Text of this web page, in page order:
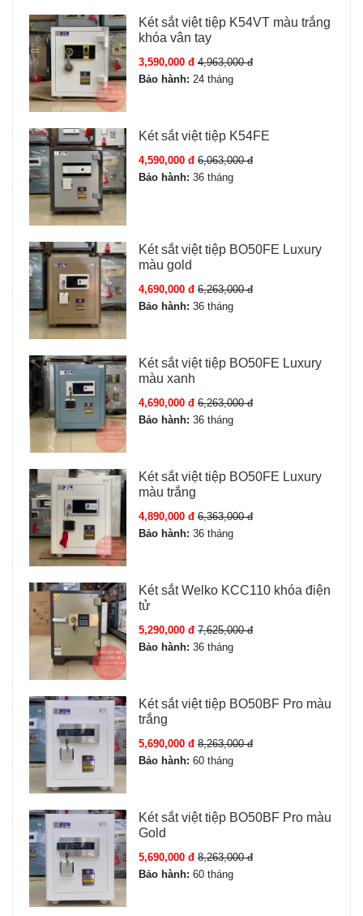
Két sắt việt tiệp K54VT màu trắng
khóa vân tay
3,590,000 đ 4,963,000 đ
Bảo hành: 24 tháng
Két sắt việt tiệp K54FE
4,590,000 đ 6,063,000 đ
Bảo hành: 36 tháng
Két sắt việt tiệp BO50FE Luxury
màu gold
4,690,000 đ 6,263,000 đ
Bảo hành: 36 tháng
Két sắt việt tiệp BO50FE Luxury
màu xanh
4,690,000 đ 6,263,000 đ
Bảo hành: 36 tháng
Két sắt việt tiệp BO50FE Luxury
màu trắng
4,890,000 đ 6,363,000 đ
Bảo hành: 36 tháng
Két sắt Welko KCC110 khóa điện
tử
5,290,000 đ 7,625,000 đ
Bảo hành: 36 tháng
Két sắt việt tiệp BO50BF Pro màu
trắng
5,690,000 đ 8,263,000 đ
Bảo hành: 60 tháng
Két sắt việt tiệp BO50BF Pro màu
Gold
5,690,000 đ 8,263,000 đ
Bảo hành: 60 tháng